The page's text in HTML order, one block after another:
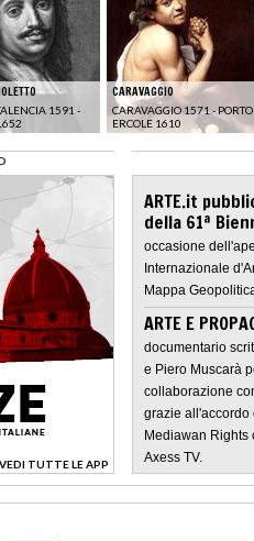
1591 -
CARAVAGGIO
CARAVAGGIO 1571 - PORTO
ERCOLE 1610
VEDI TUTTE LE APP
>
ARTE.it
della 61ª
occasione
Internazionale
Mappa
ARTE E
documentario
e Piero Muscarà
collaborazione
grazie all'accordo
Mediawan Rights
Axess TV.